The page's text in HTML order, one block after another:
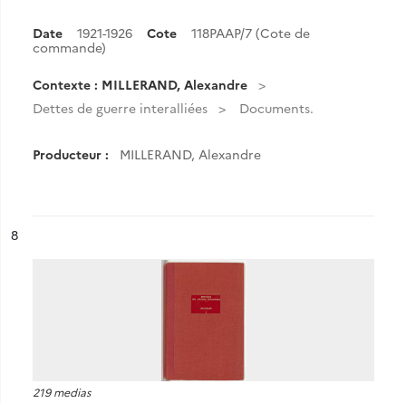
Date 1921-1926 Cote
118PAAP/7 (Cote de
commande)
Contexte : MILLERAND, Alexandre
Dettes de guerre interalliées
Documents.
Producteur : MILLERAND, Alexandre
n°
8
219 medias